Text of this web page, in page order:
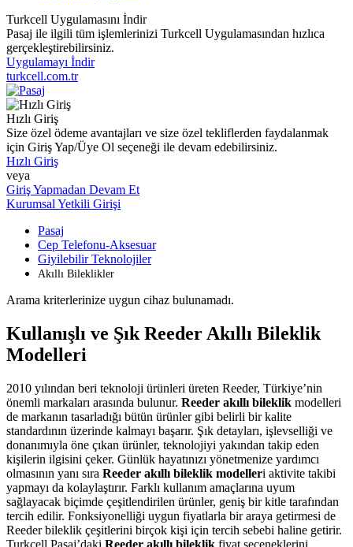
Turkcell Uygulamasını İndir
Pasaj ile ilgili tüm işlemlerinizi Turkcell Uygulamasından hızlıca
gerçekleştirebilirsiniz.
Uygulamayı İndir
turkcell.com.tr
Hızlı Giriş
Size özel ödeme avantajları ve size özel tekliflerden faydalanmak
için Giriş Yap/Üye Ol seçeneği ile devam edebilirsiniz.
Hızlı Giriş
veya
Giriş Yapmadan Devam Et
Kurumsal Yetkili Girişi
Pasaj
Cep Telefonu-Aksesuar
Giyilebilir Teknolojiler
Akıllı Bileklikler
Arama kriterlerinize uygun cihaz bulunamadı.
Kullanışlı ve Şık Reeder Akıllı Bileklik
Modelleri
2010 yılından beri teknoloji ürünleri üreten Reeder, Türkiye’nin
önemli markaları arasında bulunur. Reeder akıllı bileklik modelleri
de markanın tasarladığı bütün ürünler gibi belirli bir kalite
standardının üzerinde kalmayı başarır. Şık detayları, işlevselliği ve
donanımıyla öne çıkan ürünler, teknolojiyi yakından takip eden
kişilerin ilgisini çeker. Günlük hayatınızı yönetmenize yardımcı
olmasının yanı sıra Reeder akıllı bileklik modelleri aktivite takibi
yapmayı da kolaylaştırır. Farklı kullanım amaçlarına uyum
sağlayacak biçimde çeşitlendirilen ürünler, geniş bir kitle tarafından
tercih edilir. Fonksiyonelliği uygun fiyatlarla bir araya getirmesi de
Reeder bileklik çeşitlerini birçok kişi için tercih sebebi haline getirir.
Turkcell Pasaj’daki Reeder akıllı bileklik fiyat seçeneklerini